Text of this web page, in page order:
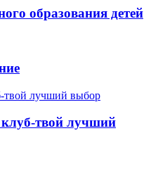
образования детей
твой лучший